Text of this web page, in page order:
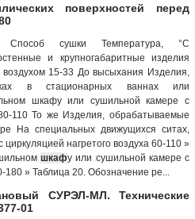
поверхностей перед
Способ сушки Температура, °С
и крупногабаритные изделия
15-33 До высыхания Изделия,
в стационарных ваннах или
шкафу или сушильной камере с
110 То же Изделия, обрабатываемые
На специальных движущихся ситах,
нагретого воздуха 60-110 »
шкафу или сушильной камере с
180 » Таблица 20. Обозначение ре...
СУРЭЛ-МЛ. Технические
01